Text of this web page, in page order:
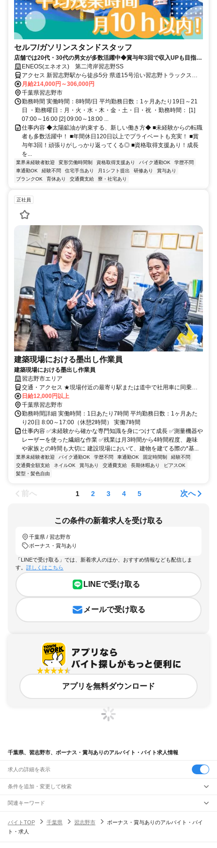
セルフ/ガソリンスタンドスタッフ
店舗では20代・30代の男女が多数活躍中◆賞与年3回で収入UPも目指せ
る！※2025年実績 / 5.5ヶ月分◆年間休日120日以上でプライベートも充
実！◆月の平均残業時間10時間以内◆業界大手！５４年連続黒字の安定
企業◆資格取得支援もあり！未経験者からでも主任・店長にキャリアア
ップ可能◆国内TOPクラスの社宅制度
ENEOS(エネオス) 第二湾岸習志野SS
アクセス 新習志野駅から徒歩5分 県道15号沿い習志野トラックステ
ーションの近くのエネオスです
月給214,000円～306,000円
千葉県習志野市
勤務時間 実働時間：8時間/日 平均勤務日数：1ヶ月あたり19日～21
日 ・勤務曜日：月・火・水・木・金・土・日・祝 ・勤務時間： [1]
07:00～16:00 [2] 09:00～18:00 ...
仕事内容 ◆太陽鉱油が約束する、新しい働き方◆ ■未経験からの転職
者も多数活躍中！ ■年間休日120日以上でプライベートも充実！ ■賞
与年3回！頑張りがしっかり返ってくる◎ ■資格取得支援あり！成長
を...
業界未経験者歓迎 変形労働時間制 資格取得支援あり バイク通勤OK
学歴不問
車通勤OK
経験不問 住宅手当あり 月1シフト提出 研修あり
賞与あり
ブランクOK
育休あり 交通費支給 寮・社宅あり
正社員
建築現場における墨出し作業員
建築現場における墨出し作業員
習志野市エリア
交通・アクセス ★現場付近の最寄り駅または道中で社用車に同乗す
る形となります。
日給12,000円以上
千葉県習志野市
勤務時間詳細 実働時間：1日あたり7時間 平均勤務日数：1ヶ月あた
り20日 8:00～17:00（休憩2時間） 実働7時間
仕事内容 ✅️未経験から確かな専門知識を身につけて成長 ✅️測量機器や
レーザーを使った繊細な作業 ✅️残業は月3時間から4時間程度、趣味
や家族との時間も大切に 建設現場において、建物を建てる際の*基...
業界未経験者歓迎 バイク通勤OK 学歴不問 車通勤OK 固定時間制
経験不問
交通費全額支給
ネイルOK 賞与あり 交通費支給 長期休暇あり
ピアスOK
髪型・髪色自由
前へ 1 2 3 4 5 次へ
この条件の新着求人を受け取る
千葉県 / 習志野市
ボーナス・賞与あり
「LINEで受け取る」では、新着求人のほか、おすすめ情報なども配信しま
す。 詳しくはこちら
LINEで受け取る
メールで受け取る
アプリを無料ダウンロード
千葉県、習志野市、ボーナス・賞与ありのアルバイト・バイト求人情報
求人の詳細を表示
条件を追加・変更して検索
市区町村を追加・変更
千葉県すべて
千葉市
駅を追加・変更
職種を追加・変更
関連キーワード
バイトTOP
千葉県 習志野市
ボーナス・賞与ありのアルバイト・バイ
ト・求人